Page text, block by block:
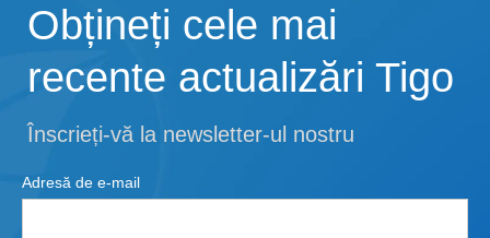
Obțineți cele mai
recente actualizări Tigo
Înscrieți-vă la newsletter-ul nostru
Adresă de e-mail